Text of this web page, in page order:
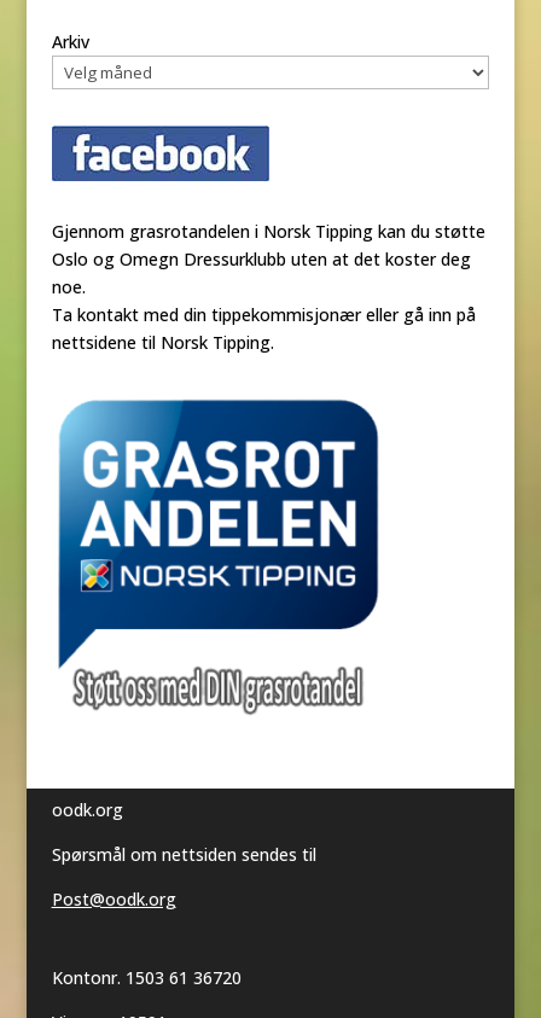
Arkiv
Gjennom grasrotandelen i Norsk Tipping kan du støtte
Oslo og Omegn Dressurklubb uten at det koster deg
noe.
Ta kontakt med din tippekommisjonær eller gå inn på
nettsidene til Norsk Tipping.
oodk.org
Spørsmål om nettsiden sendes til
Post@oodk.org
Kontonr. 1503 61 36720